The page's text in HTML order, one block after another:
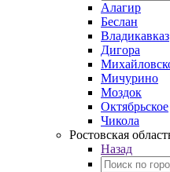
Алагир
Беслан
Владикавказ
Дигора
Мичурино
Моздок
Октябрьское
Чикола
Ростовская
Назад